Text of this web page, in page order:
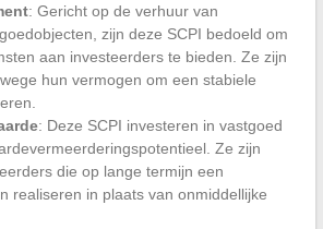
: Gericht op de verhuur van
zijn deze SCPI bedoeld om
aan investeerders te bieden. Ze zijn
hun vermogen om een stabiele
: Deze SCPI investeren in vastgoed
Ze zijn
die op lange termijn een
realiseren in plaats van onmiddellijke